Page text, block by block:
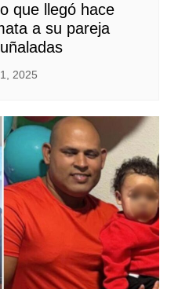
que llegó hace
a su pareja
2025